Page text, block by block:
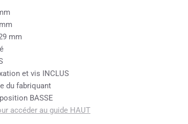
mm
et vis INCLUS
du fabriquant
BASSE
accéder au guide HAUT